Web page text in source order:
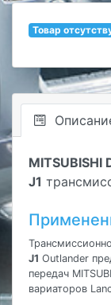
Товар
MITSUBISHI
J1
J1 Outlander
передач
вариаторов